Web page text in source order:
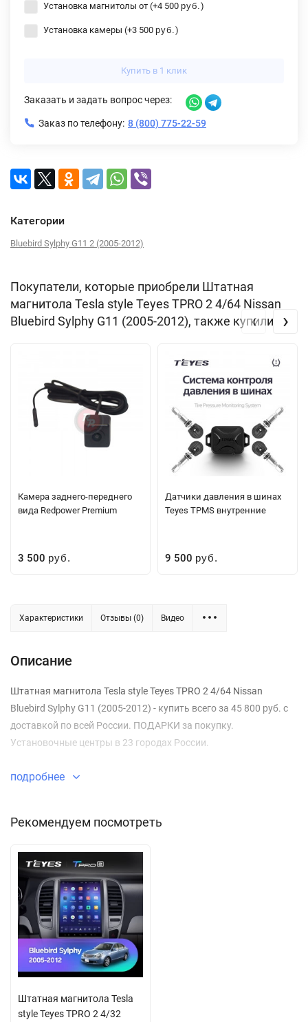
Установка магнитолы от (+4 500 руб. )
Установка камеры (+3 500 руб. )
Купить в 1 клик
Заказать и задать вопрос через:
Заказ по телефону: 8 (800) 775-22-59
Категории
Bluebird Sylphy G11 2 (2005-2012)
Покупатели, которые приобрели Штатная
магнитола Tesla style Teyes TPRO 2 4/64 Nissan
Bluebird Sylphy G11 (2005-2012), также купили
Камера заднего-переднего
вида Redpower Premium
3 500 руб.
Датчики давления в шинах
Teyes TPMS внутренние
9 500 руб.
‹ ›
Характеристики Отзывы (0) Видео
Описание
Штатная магнитола Tesla style Teyes TPRO 2 4/64 Nissan
Bluebird Sylphy G11 (2005-2012) - купить всего за 45 800 руб. с
доставкой по всей России. ПОДАРКИ за покупку.
Установочные центры в 23 городах России.
подробнее
Рекомендуем посмотреть
Штатная магнитола Tesla
style Teyes TPRO 2 4/32